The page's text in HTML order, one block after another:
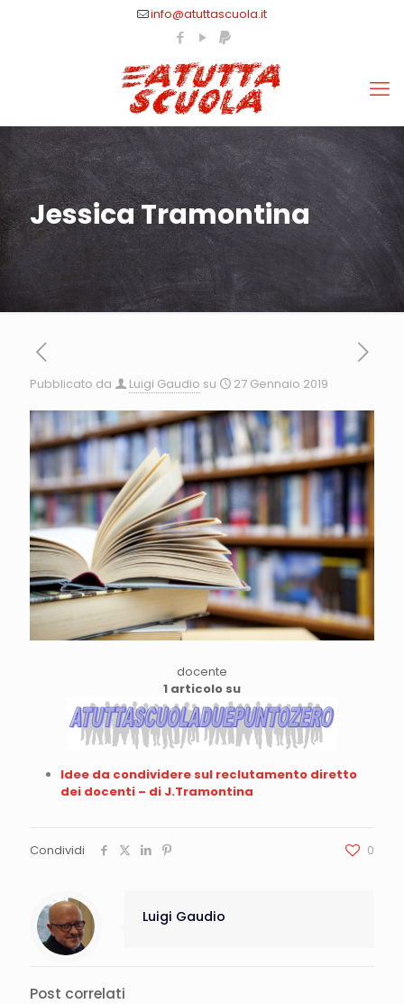
info@atuttascuola.it
Jessica Tramontina
Pubblicato da Luigi Gaudio su 27 Gennaio 2019
docente
1 articolo su
Idee da condividere sul reclutamento diretto
dei docenti – di J.Tramontina
Condividi 0
Luigi Gaudio
Post correlati